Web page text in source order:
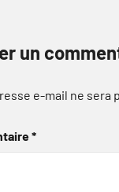
un
e-mail ne sera
*